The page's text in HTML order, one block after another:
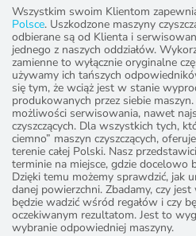
Wszystkim swoim Klientom
Polsce. Uszkodzone maszyny
odbierane są od Klienta i
jednego z naszych oddziałów.
zamienne to wyłącznie oryginalne
używamy ich tańszych
się tym, że wciąż jest w stanie
produkowanych przez siebie
możliwości serwisowania, nawet
czyszczących. Dla wszystkich tych,
ciemno” maszyn czyszczących,
terenie całej Polski. Nasz
terminie na miejsce, gdzie docelowo
Dzięki temu możemy sprawdzić, jak
danej powierzchni. Zbadamy, czy
będzie wadzić wśród regałów i czy
oczekiwanym rezultatom. Jest to
wybranie odpowiedniej maszyny.